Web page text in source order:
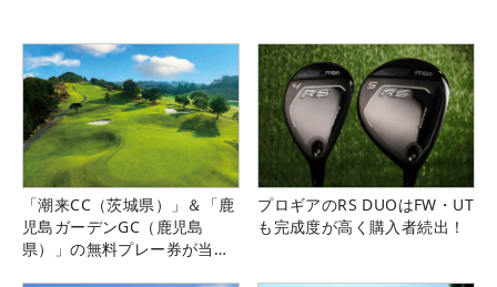
「潮来CC（茨城県）」＆「鹿
児島ガーデンGC（鹿児島
県）」の無料プレー券が当た
プロギアのRS DUOはFW・UT
も完成度が高く購入者続出！